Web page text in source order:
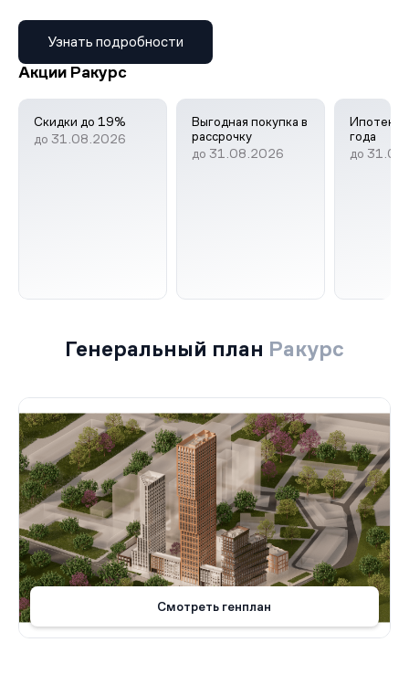
Узнать подробности
Акции Ракурс
Скидки до 19%
до 31.08.2026
Выгодная покупка в
рассрочку
до 31.08.2026
Ипотека
года
до
Генеральный план Ракурс
Смотреть генплан